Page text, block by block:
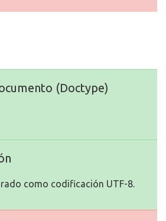
(Doctype)
como codificación UTF-8.